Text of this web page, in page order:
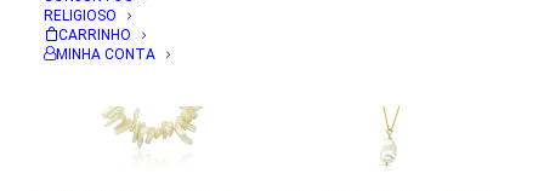
RELIGIOSO
CARRINHO
MINHA CONTA